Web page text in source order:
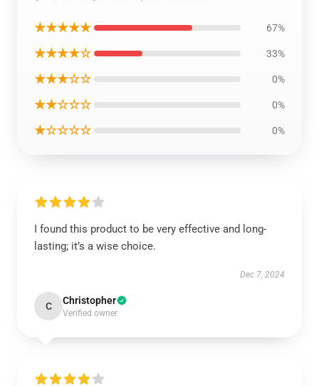
★★★★★ 67%
★★★★☆ 33%
★★★☆☆ 0%
★★☆☆☆ 0%
★☆☆☆☆ 0%
I found this product to be very effective and long-
lasting; it’s a wise choice.
Dec 7, 2024
C Christopher
Verified owner